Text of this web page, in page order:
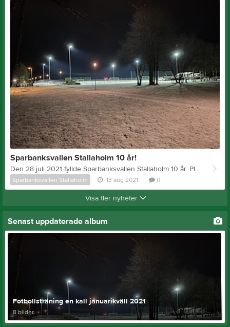
Sparbanksvallen Stallaholm 10 år!
Den 28 juli 2021 fyllde Sparbanksvallen Stallaholm 10 år. Planen invigdes den 28 juli 2011 i samband med Marknadsafton med ungdomsmatcher samt herrlagsmatch mellan Essunga och Vara kommunlag. Under våren 2012 färdigställdes förrådsbyggnaden med tillhörande kiosk och toalett. Elever vid bygglinjen vid Lagmansgymnasiet i Vara hjälpte till att färdigställa detta. Vid 1 års jubileet i juli 2012 spelades ungdomsmatcher för flickor samt damlagsmatch mellan Essunga och Grästorp kommunlag. Planen har varit flitigt uthyrd till både träningar och matcher under årens lopp. Främst under försäsongen av ägarklubbarna i kommunen men även av lag utifrån. 2018 spelades finalen i DM för herrlag på konstgräsplanen mellan IK Gauthiod – Norrby IF. Livslängden på konstgräset är ca 10 år och det kommer börja jobbas med planering av byte av konstgräset under hösten. Förhoppningsvis har vi nytt konstgräs på plats om 2–3 år. Vi har dock skött underhållet av planen bra under åren så den är fortfarande i bra skick. Vi vill passa på att tacka alla företag, privatpersoner och organisationer som hjälpt till att sponsra byggnationen på olika sätt. Se bilder från byggnationen, invigningen och 1 års jubileet här
Sparbanksvallen Stallaholm 13 aug 2021 0
Visa fler nyheter
Senast uppdaterade album
Fotbollsträning en kall januarikväll 2021
8 bilder